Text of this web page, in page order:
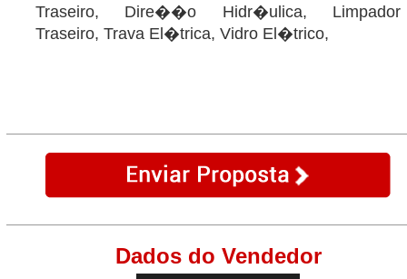
Traseiro, Dire��o Hidr�ulica, Limpador
Traseiro, Trava El�trica, Vidro El�trico,
Dados do Vendedor